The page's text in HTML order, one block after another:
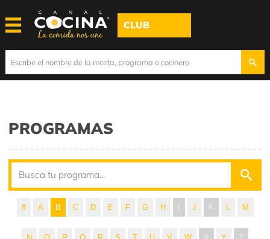
CLUB
PROGRAMAS
# A B C D E F G H J K L M